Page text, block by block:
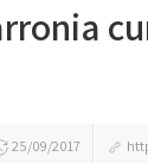
25/09/2017